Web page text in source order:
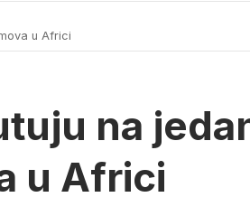
u Africi
na
u Africi